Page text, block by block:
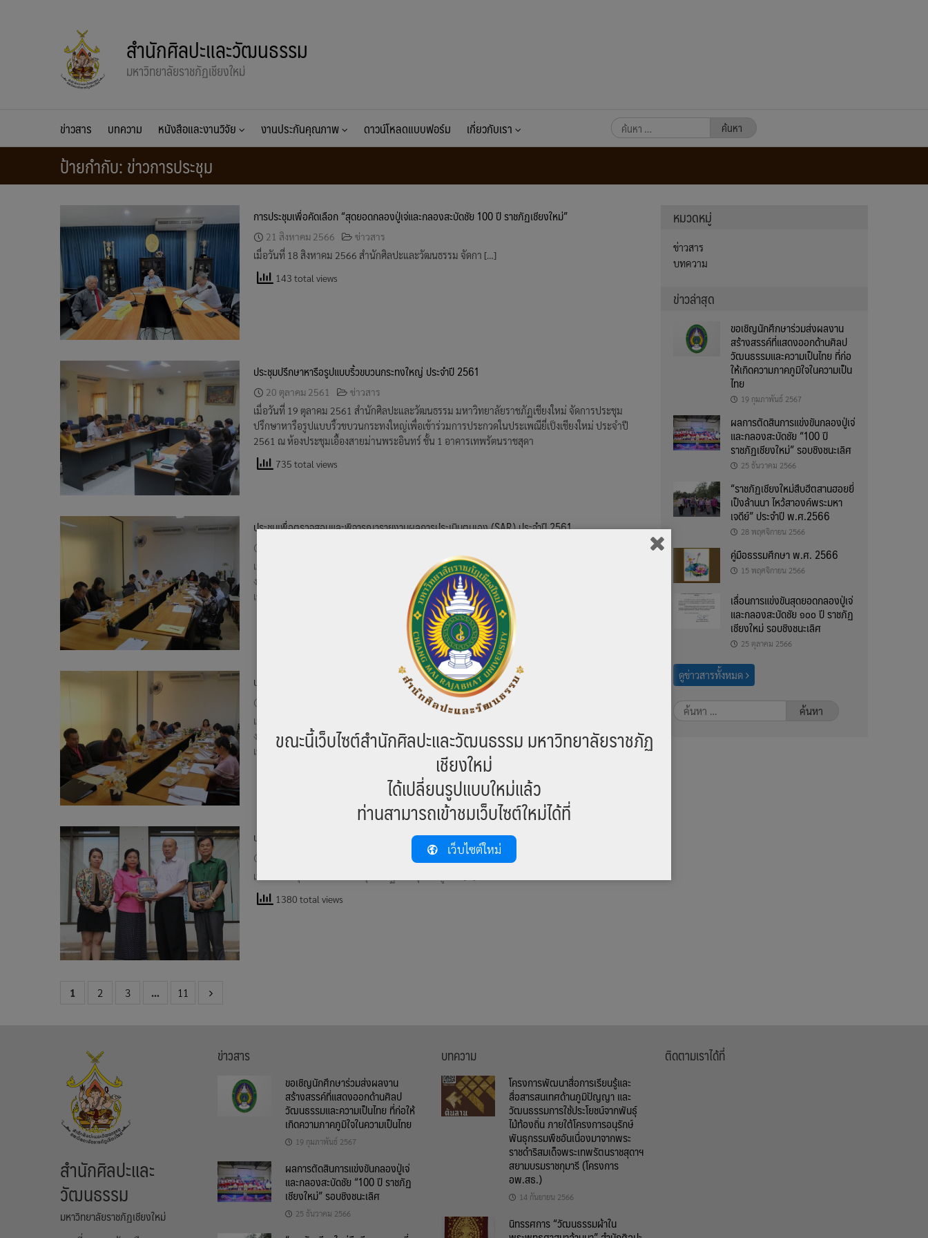
สำนักศิลปะและวัฒนธรรม
มหาวิทยาลัยราชภัฏเชียงใหม่
ข่าวสาร บทความ หนังสือและงานวิจัย งานประกันคุณภาพ ดาวน์โหลดแบบฟอร์ม เกี่ยวกับเรา
ค้นหา
สำหรับ:
ป้ายกำกับ:ข่าวการประชุม
การประชุมเพื่อคัดเลือก “สุดยอดกลองปู่เจ่และกลองสะบัดชัย 100 ปี ราชภัฏเชียงใหม่”
21 สิงหาคม 2566
ข่าวสาร
เมื่อวันที่ 18 สิงหาคม 2566 สำนักศิลปะและวัฒนธรรม จัดกา […]
143 total views
ประชุมปรึกษาหารือรูปแบบริ้วขบวนกระทงใหญ่ ประจำปี 2561
20 ตุลาคม 2561
ข่าวสาร
เมื่อวันที่ 19 ตุลาคม 2561 สำนักศิลปะและวัฒนธรรม มหาวิทยาลัยราชภัฏเชียงใหม่ จัดการประชุม
ปรึกษาหารือรูปแบบริ้วขบวนกระทงใหญ่เพื่อเข้าร่วมการประกวดในประเพณียี่เป็งเชียงใหม่ ประจำปี
2561 ณ ห้องประชุมเอื้องสายม่านพระอินทร์ ชั้น 1 อาคารเทพรัตนราชสุดา
735 total views
ประชุมเพื่อตรวจสอบและพิจารณารายงานผลการประเมินตนเอง (SAR) ประจำปี 2561
เมื่อวันที่ 9 ตุลาคม 2561 สำนักศิลปะและวัฒนธรรม มหาวิทยาลัยราชภัฏเชียงใหม่ จัดการประชุมหน่วย
งาน ครั้งที่ 7/2561 ณ ณ ห้องประชุมเจ้าชื่น สิโรรส ชั้น 1 อาคารเทพรัตนราชสุดา มหาวิทยาลัยราชภัฏ
เชียงใหม่
ประชุมหน่วยงาน ครั้งที่ 7/2561
เมื่อวันที่ 9 ตุลาคม 2561 สำนักศิลปะและวัฒนธรรม มหาวิทยาลัยราชภัฏเชียงใหม่ จัดการประชุมหน่วย
งาน ครั้งที่ 7/2561 ณ ณ ห้องประชุมเจ้าชื่น สิโรรส ชั้น 1 อาคารเทพรัตนราชสุดา มหาวิทยาลัยราชภัฏ
เชียงใหม่
ประชุมสภาศิลปะและวัฒนธรรม มหาวิทยาลัยราชภัฏแห่งประเทศไทย ภาคเหนือ
เมื่อวันที่ 2 ตุลาคม 2561 ผศ.สุชานาฏ สิตานุรักษ์ ผู้อำน […]
1380 total views
1 2 3 … 11
หมวดหมู่
ข่าวสาร
บทความ
ข่าวล่าสุด
ขอเชิญนักศึกษาร่วมส่งผลงาน
สร้างสรรค์ที่แสดงออกด้านศิลป
วัฒนธรรมและความเป็นไทย ที่ก่อ
ให้เกิดความภาคภูมิใจในความเป็น
ไทย
19 กุมภาพันธ์ 2567
ผลการตัดสินการแข่งขันกลองปู่เจ่
และกลองสะบัดชัย “100 ปี
ราชภัฏเชียงใหม่” รอบชิงชนะเลิศ
25 ธันวาคม 2566
“ราชภัฏเชียงใหม่สืบฮีตสานฮอยยี่
เป็งล้านนา ไหว้สาองค์พระมหา
เจดีย์” ประจำปี พ.ศ.2566
28 พฤศจิกายน 2566
คู่มือธรรมศึกษา พ.ศ. 2566
15 พฤศจิกายน 2566
เลื่อนการแข่งขันสุดยอดกลองปู่เจ่
และกลองสะบัดชัย ๑๐๐ ปี ราชภัฏ
เชียงใหม่ รอบชิงชนะเลิศ
25 ตุลาคม 2566
ดูข่าวสารทั้งหมด
ค้นหา
สำหรับ:
สำนักศิลปะและ
วัฒนธรรม
มหาวิทยาลัยราชภัฏเชียงใหม่
ข่าวสาร
ขอเชิญนักศึกษาร่วมส่งผลงาน
สร้างสรรค์ที่แสดงออกด้านศิลป
วัฒนธรรมและความเป็นไทย ที่ก่อให้
เกิดความภาคภูมิใจในความเป็นไทย
19 กุมภาพันธ์ 2567
ผลการตัดสินการแข่งขันกลองปู่เจ่
และกลองสะบัดชัย “100 ปี ราชภัฏ
เชียงใหม่” รอบชิงชนะเลิศ
25 ธันวาคม 2566
บทความ
โครงการพัฒนาสื่อการเรียนรู้และ
สื่อสารสนเทศด้านภูมิปัญญา และ
วัฒนธรรมการใช้ประโยชน์จากพันธุ์
ไม้ท้องถิ่น ภายใต้โครงการอนุรักษ์
พันธุกรรมพืชอันเนื่องมาจากพระ
ราชดำริสมเด็จพระเทพรัตนราชสุดาฯ
สยามบรมราชกุมารี (โครงการ
อพ.สธ.)
14 กันยายน 2566
นิทรรศการ “วัฒนธรรมผ้าใน
ติดตามเราได้ที่
ขณะนี้เว็บไซต์สำนักศิลปะและวัฒนธรรม มหาวิทยาลัยราชภัฏ
เชียงใหม่
ได้เปลี่ยนรูปแบบใหม่แล้ว
ท่านสามารถเข้าชมเว็บไซต์ใหม่ได้ที่
เว็บไซต์ใหม่